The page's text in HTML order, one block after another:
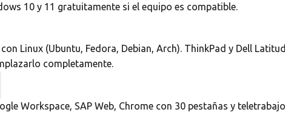
10 y 11 gratuitamente si el equipo es compatible.
Linux (Ubuntu, Fedora, Debian, Arch). ThinkPad y Dell
completamente.
Workspace, SAP Web, Chrome con 30 pestañas y